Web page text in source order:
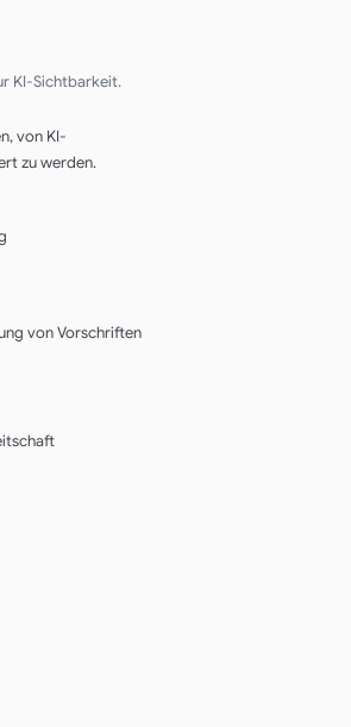
KI-Sichtbarkeit.
von KI-
zu werden.
von Vorschriften